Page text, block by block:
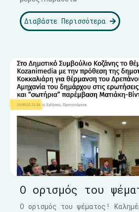
Διαβάστε Περισσότερα
Ο ορισμός του
Ο ορισμός του ψέματος!